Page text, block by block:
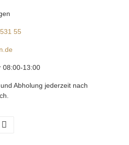
55
08:00-13:00
Abholung jederzeit nach